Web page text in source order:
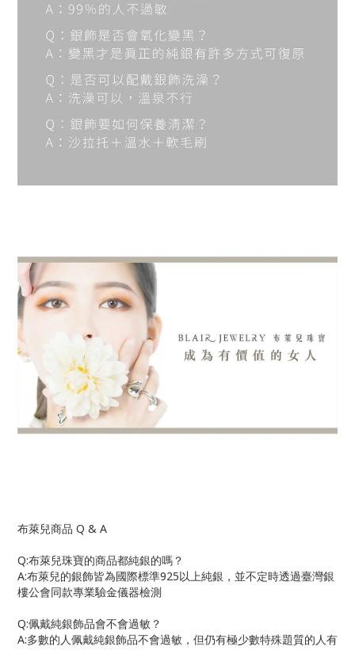
布萊兒商品 Q & A
Q:布萊兒珠寶的商品都純銀的嗎？
A:布萊兒的銀飾皆為國際標準925以上純銀，並不定時透過臺灣銀
樓公會同款專業驗金儀器檢測
Q:佩戴純銀飾品會不會過敏？
A:多數的人佩戴純銀飾品不會過敏，但仍有極少數特殊題質的人有